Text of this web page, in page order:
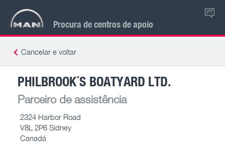
Procura de centros de apoio
PT
Cancelar e voltar
PHILBROOK´S BOATYARD LTD.
Parceiro de assistência
2324 Harbor Road
V8L 2P6 Sidney
Canadá